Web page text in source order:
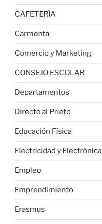
CAFETERÍA
Carmenta
Comercio y Marketing
CONSEJO ESCOLAR
Departamentos
Directo al Prieto
Educación Física
Electricidad y Electrónica
Empleo
Emprendimiento
Erasmus